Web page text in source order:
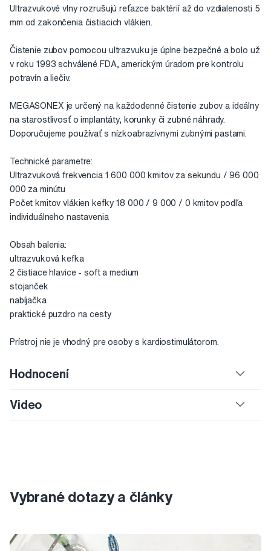
Ultrazvukové vlny rozrušujú reťazce baktérií až do vzdialenosti 5
mm od zakončenia čistiacich vlákien.
Čistenie zubov pomocou ultrazvuku je úplne bezpečné a bolo už
v roku 1993 schválené FDA, americkým úradom pre kontrolu
potravín a liečiv.
MEGASONEX je určený na každodenné čistenie zubov a ideálny
na starostlivosť o implantáty, korunky či zubné náhrady.
Doporučujeme používať s nízkoabrazívnymi zubnými pastami.
Technické parametre:
Ultrazvuková frekvencia 1 600 000 kmitov za sekundu / 96 000
000 za minútu
Počet kmitov vlákien kefky 18 000 / 9 000 / 0 kmitov podľa
individuálneho nastavenia
Obsah balenia:
ultrazvuková kefka
2 čistiace hlavice - soft a medium
stojanček
nabíjačka
praktické puzdro na cesty
Prístroj nie je vhodný pre osoby s kardiostimulátorom.
Hodnocení
Video
Vybrané dotazy a články